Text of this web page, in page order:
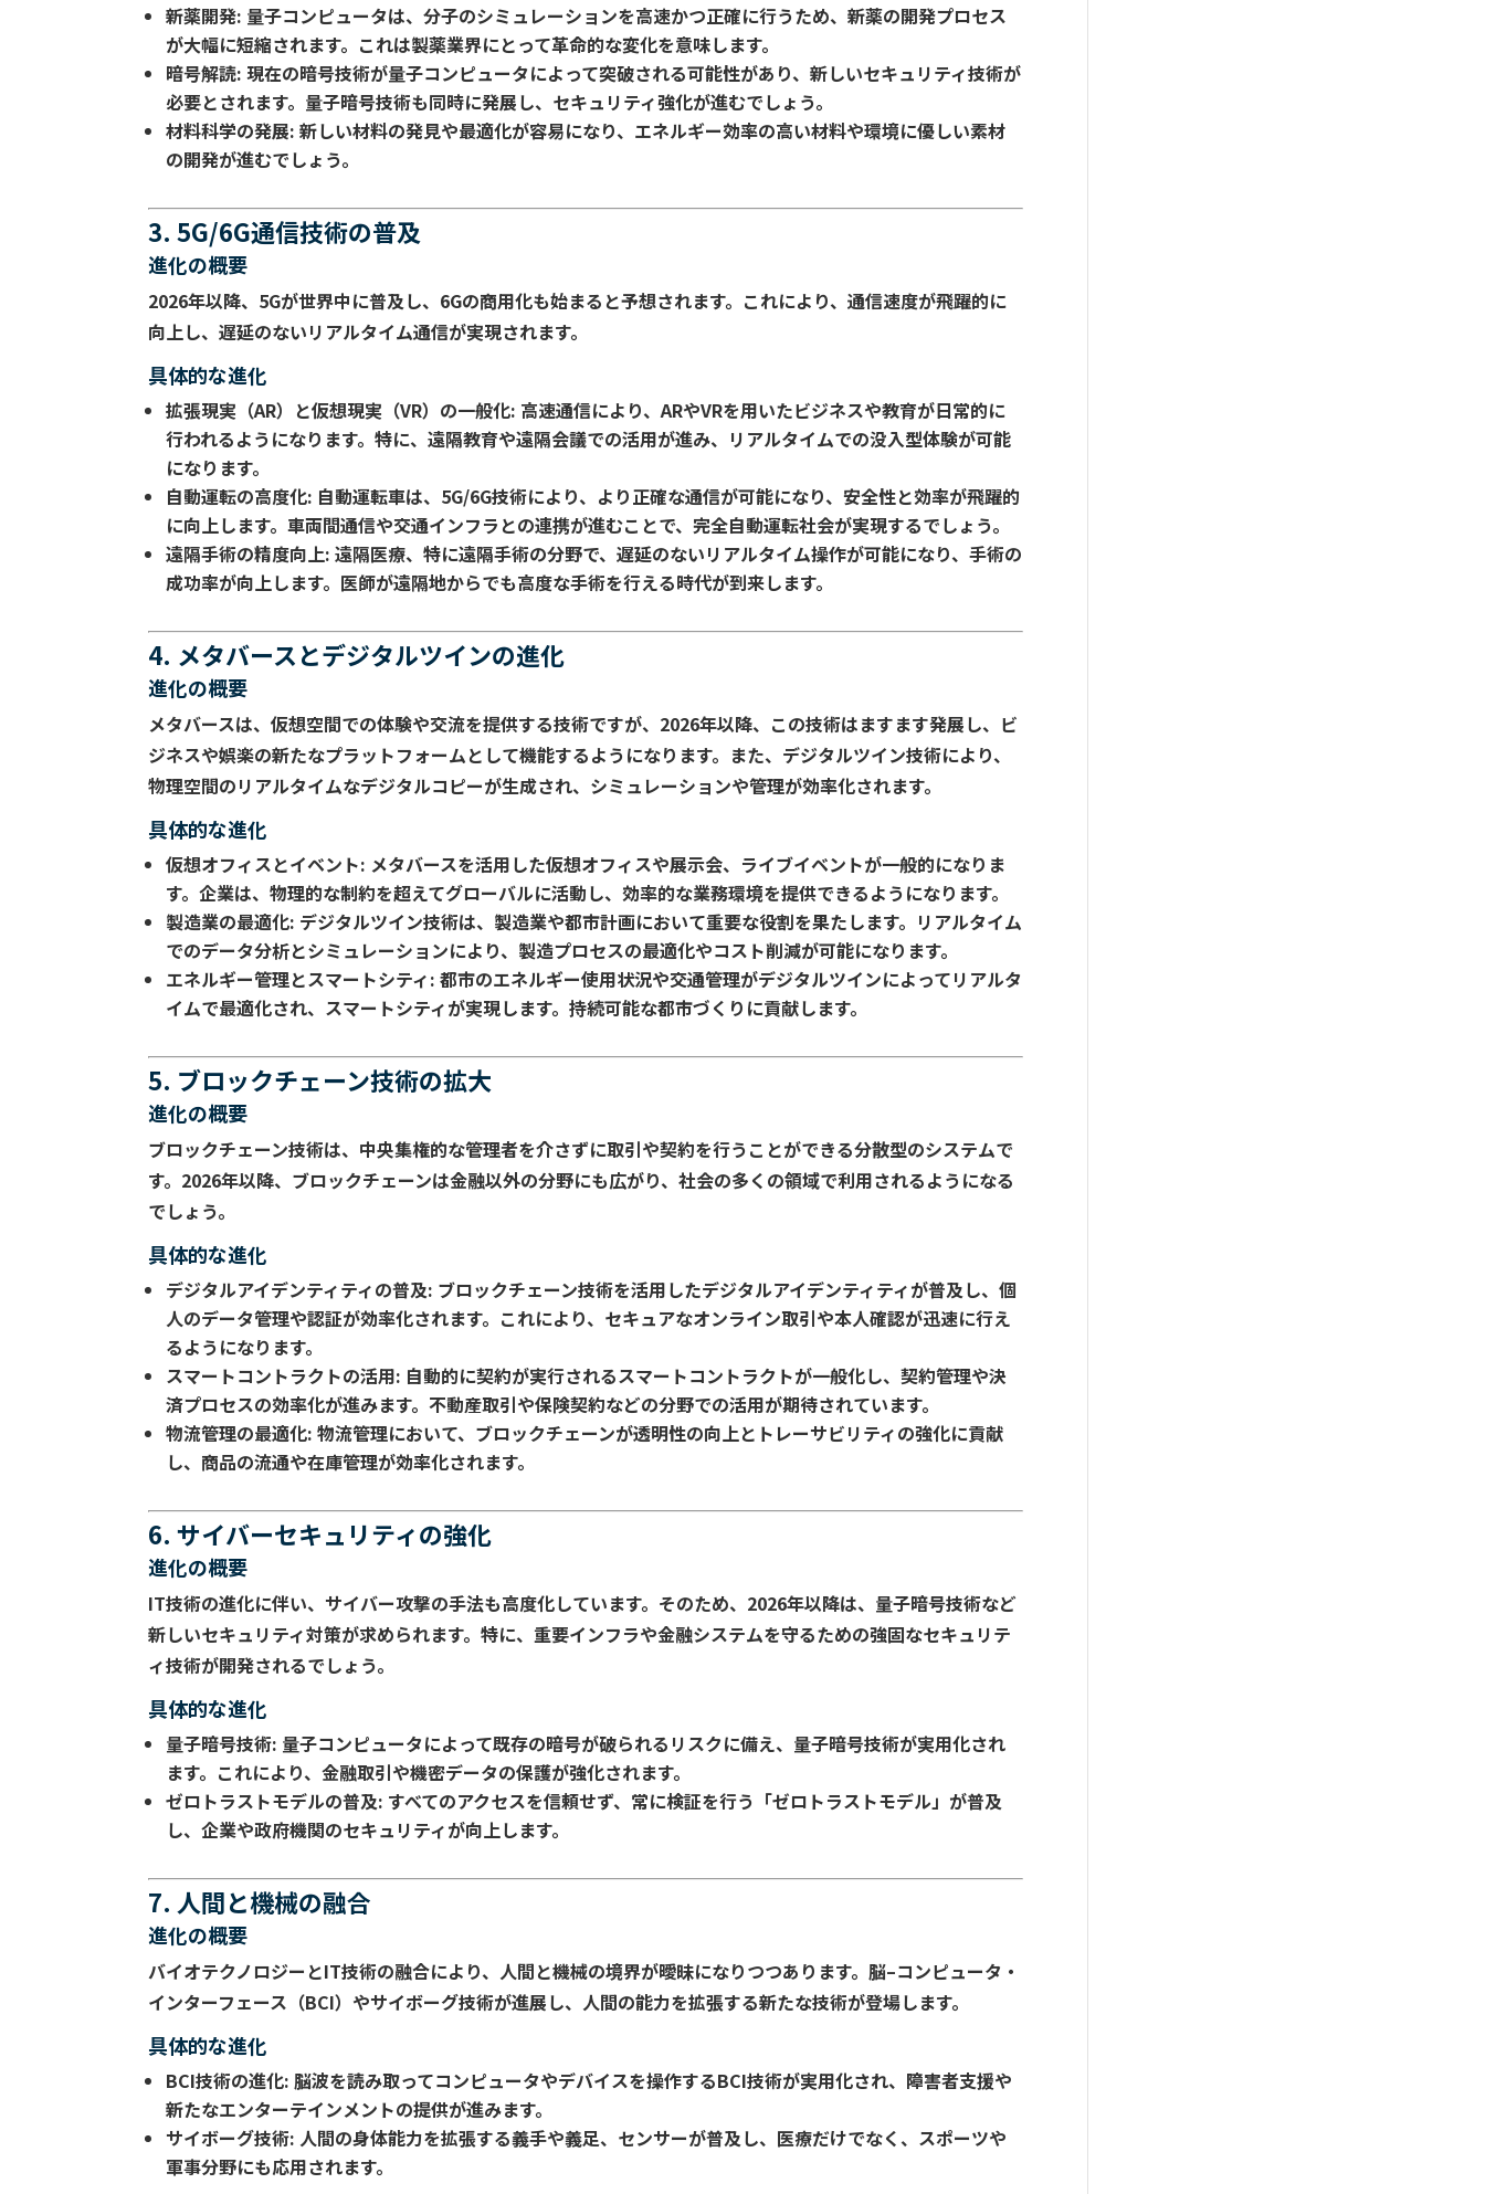
新薬開発: 量子コンピュータは、分子のシミュレーションを高速かつ正確に行うため、新薬の開発プロセス
が大幅に短縮されます。これは製薬業界にとって革命的な変化を意味します。
暗号解読: 現在の暗号技術が量子コンピュータによって突破される可能性があり、新しいセキュリティ技術が
必要とされます。量子暗号技術も同時に発展し、セキュリティ強化が進むでしょう。
材料科学の発展: 新しい材料の発見や最適化が容易になり、エネルギー効率の高い材料や環境に優しい素材
の開発が進むでしょう。
3. 5G/6G通信技術の普及
進化の概要
2026年以降、5Gが世界中に普及し、6Gの商用化も始まると予想されます。これにより、通信速度が飛躍的に
向上し、遅延のないリアルタイム通信が実現されます。
具体的な進化
拡張現実（AR）と仮想現実（VR）の一般化: 高速通信により、ARやVRを用いたビジネスや教育が日常的に
行われるようになります。特に、遠隔教育や遠隔会議での活用が進み、リアルタイムでの没入型体験が可能
になります。
自動運転の高度化: 自動運転車は、5G/6G技術により、より正確な通信が可能になり、安全性と効率が飛躍的
に向上します。車両間通信や交通インフラとの連携が進むことで、完全自動運転社会が実現するでしょう。
遠隔手術の精度向上: 遠隔医療、特に遠隔手術の分野で、遅延のないリアルタイム操作が可能になり、手術の
成功率が向上します。医師が遠隔地からでも高度な手術を行える時代が到来します。
4. メタバースとデジタルツインの進化
進化の概要
メタバースは、仮想空間での体験や交流を提供する技術ですが、2026年以降、この技術はますます発展し、ビ
ジネスや娯楽の新たなプラットフォームとして機能するようになります。また、デジタルツイン技術により、
物理空間のリアルタイムなデジタルコピーが生成され、シミュレーションや管理が効率化されます。
具体的な進化
仮想オフィスとイベント: メタバースを活用した仮想オフィスや展示会、ライブイベントが一般的になりま
す。企業は、物理的な制約を超えてグローバルに活動し、効率的な業務環境を提供できるようになります。
製造業の最適化: デジタルツイン技術は、製造業や都市計画において重要な役割を果たします。リアルタイム
でのデータ分析とシミュレーションにより、製造プロセスの最適化やコスト削減が可能になります。
エネルギー管理とスマートシティ: 都市のエネルギー使用状況や交通管理がデジタルツインによってリアルタ
イムで最適化され、スマートシティが実現します。持続可能な都市づくりに貢献します。
5. ブロックチェーン技術の拡大
進化の概要
ブロックチェーン技術は、中央集権的な管理者を介さずに取引や契約を行うことができる分散型のシステムで
す。2026年以降、ブロックチェーンは金融以外の分野にも広がり、社会の多くの領域で利用されるようになる
でしょう。
具体的な進化
デジタルアイデンティティの普及: ブロックチェーン技術を活用したデジタルアイデンティティが普及し、個
人のデータ管理や認証が効率化されます。これにより、セキュアなオンライン取引や本人確認が迅速に行え
るようになります。
スマートコントラクトの活用: 自動的に契約が実行されるスマートコントラクトが一般化し、契約管理や決
済プロセスの効率化が進みます。不動産取引や保険契約などの分野での活用が期待されています。
物流管理の最適化: 物流管理において、ブロックチェーンが透明性の向上とトレーサビリティの強化に貢献
し、商品の流通や在庫管理が効率化されます。
6. サイバーセキュリティの強化
進化の概要
IT技術の進化に伴い、サイバー攻撃の手法も高度化しています。そのため、2026年以降は、量子暗号技術など
新しいセキュリティ対策が求められます。特に、重要インフラや金融システムを守るための強固なセキュリテ
ィ技術が開発されるでしょう。
具体的な進化
量子暗号技術: 量子コンピュータによって既存の暗号が破られるリスクに備え、量子暗号技術が実用化され
ます。これにより、金融取引や機密データの保護が強化されます。
ゼロトラストモデルの普及: すべてのアクセスを信頼せず、常に検証を行う「ゼロトラストモデル」が普及
し、企業や政府機関のセキュリティが向上します。
7. 人間と機械の融合
進化の概要
バイオテクノロジーとIT技術の融合により、人間と機械の境界が曖昧になりつつあります。脳–コンピュータ・
インターフェース（BCI）やサイボーグ技術が進展し、人間の能力を拡張する新たな技術が登場します。
具体的な進化
BCI技術の進化: 脳波を読み取ってコンピュータやデバイスを操作するBCI技術が実用化され、障害者支援や
新たなエンターテインメントの提供が進みます。
サイボーグ技術: 人間の身体能力を拡張する義手や義足、センサーが普及し、医療だけでなく、スポーツや
軍事分野にも応用されます。